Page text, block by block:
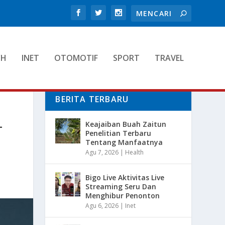
INET OTOMOTIF SPORT TRAVEL
BERITA TERBARU
Keajaiban Buah Zaitun
Penelitian Terbaru
Tentang Manfaatnya
Agu 7, 2026 | Health
Bigo Live Aktivitas Live
Streaming Seru Dan
Menghibur Penonton
Agu 6, 2026 | Inet